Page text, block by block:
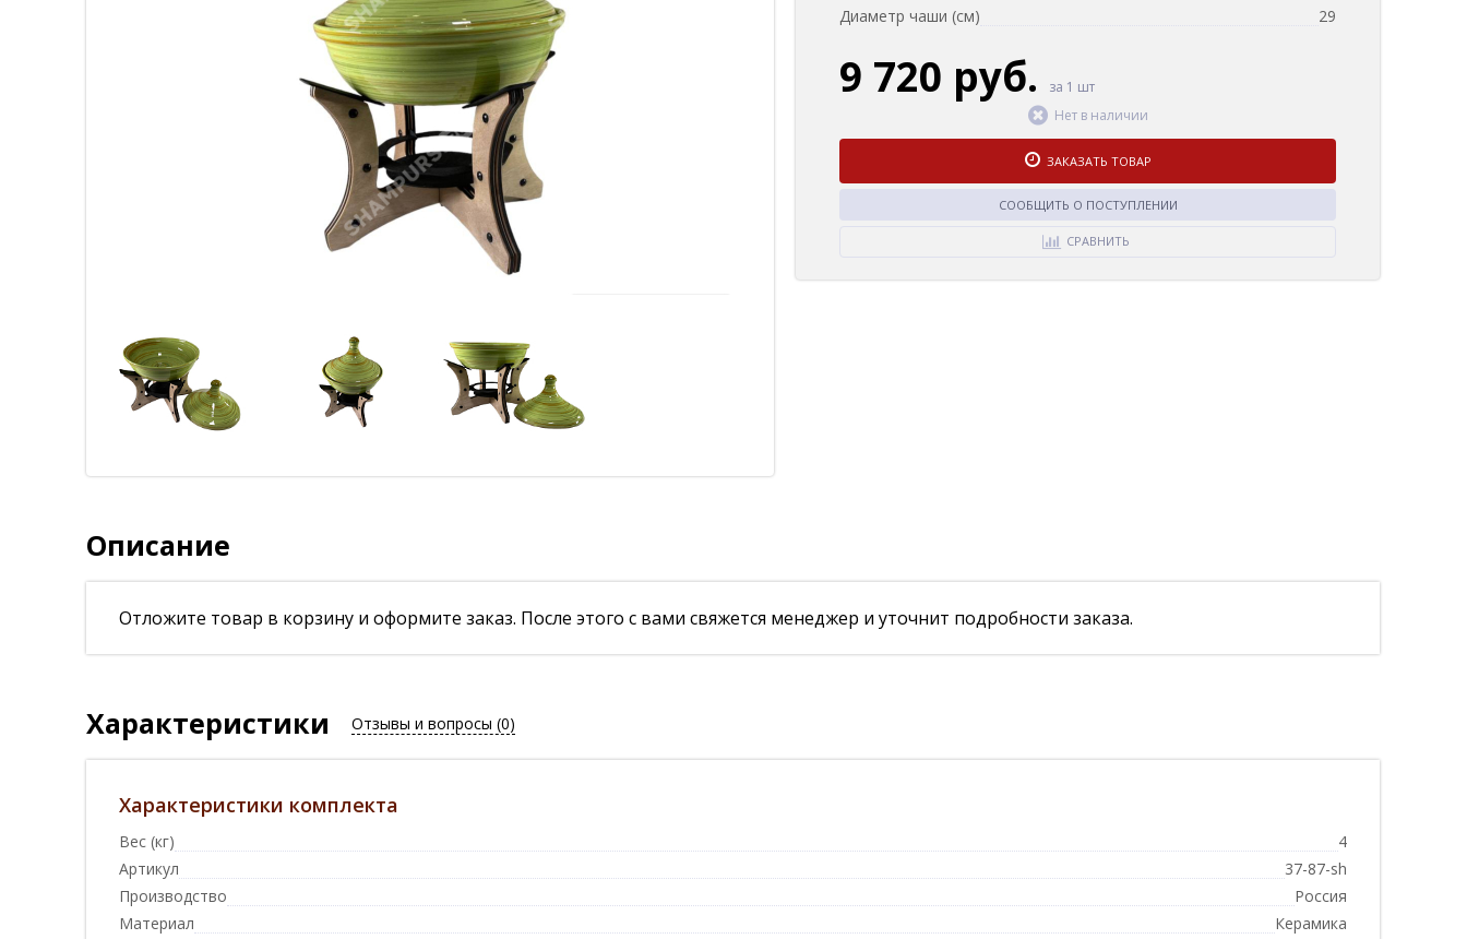
Диаметр чаши (см)
29
9 720 руб.
за 1 шт
Нет в наличии
ЗАКАЗАТЬ ТОВАР
СООБЩИТЬ О ПОСТУПЛЕНИИ
СРАВНИТЬ
Описание
Отложите товар в корзину и оформите заказ. После этого с вами свяжется менеджер и уточнит подробности заказа.
Характеристики Отзывы и вопросы (0)
Характеристики комплекта
Вес (кг)
4
Артикул
37-87-sh
Производство
Россия
Материал
Керамика